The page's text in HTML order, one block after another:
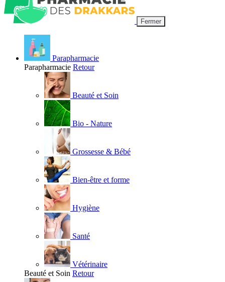
Fermer
Parapharmacie
Parapharmacie Retour
Beauté et Soin
Bio - Nature
Grossesse & Bébé
Bien-être et forme
Hygiène
Santé
Vétérinaire
Beauté et Soin Retour